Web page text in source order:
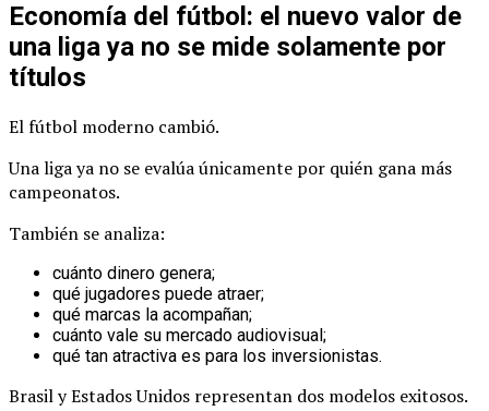
Economía del fútbol: el nuevo valor de
una liga ya no se mide solamente por
títulos
El fútbol moderno cambió.
Una liga ya no se evalúa únicamente por quién gana más
campeonatos.
También se analiza:
cuánto dinero genera;
qué jugadores puede atraer;
qué marcas la acompañan;
cuánto vale su mercado audiovisual;
qué tan atractiva es para los inversionistas.
Brasil y Estados Unidos representan dos modelos exitosos.